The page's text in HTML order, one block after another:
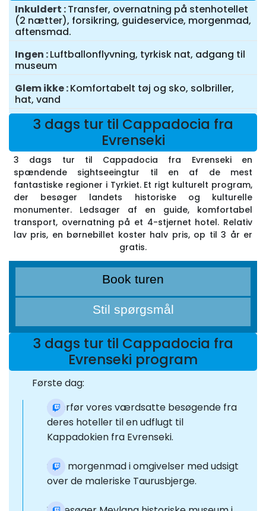
Inkuldert Transfer, overnatning på stenhotellet
(2 nætter), forsikring, guideservice, morgenmad,
aftensmad.
Ingen Luftballonflyvning, tyrkisk nat, adgang til
museum
Glem ikke Komfortabelt tøj og sko, solbriller,
hat, vand
3 dags tur til Cappadocia fra
Evrenseki
3 dags tur til Cappadocia fra Evrenseki en
spændende sightseeingtur til en af de mest
fantastiske regioner i Tyrkiet. Et rigt kulturelt program,
der besøger landets historiske og kulturelle
monumenter. Ledsager af en guide, komfortabel
transport, overnatning på et 4-stjernet hotel. Relativ
lav pris, en børnebillet koster halv pris, op til 3 år er
gratis.
Book turen
Stil spørgsmål
3 dags tur til Cappadocia fra
Evrenseki program
Første dag:
Overfør vores værdsatte besøgende fra
deres hoteller til en udflugt til
Kappadokien fra Evrenseki.
Spis morgenmad i omgivelser med udsigt
over de maleriske Taurusbjerge.